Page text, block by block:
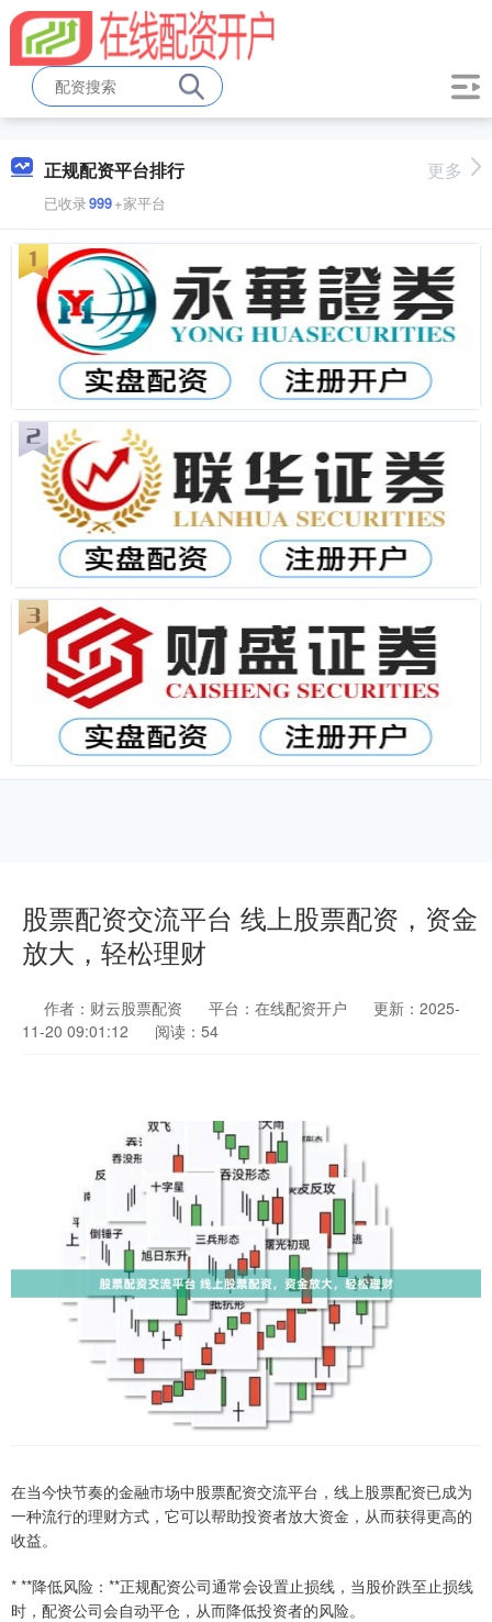
正规配资平台排行
已收录999+家平台
更多
股票配资交流平台 线上股票配资，资金
放大，轻松理财
作者：财云股票配资 平台：在线配资开户
更新：2025-
11-20 09:01:12
阅读：54
在当今快节奏的金融市场中股票配资交流平台，线上股票配资已成为
一种流行的理财方式，它可以帮助投资者放大资金，从而获得更高的
收益。
* **降低风险：**正规配资公司通常会设置止损线，当股价跌至止损线
时，配资公司会自动平仓，从而降低投资者的风险。